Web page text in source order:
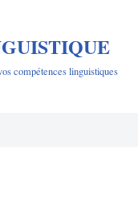
compétences linguistiques